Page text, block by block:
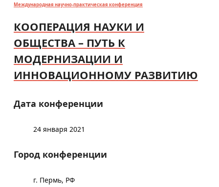
Международная научно-практическая конференция
КООПЕРАЦИЯ НАУКИ И
ОБЩЕСТВА – ПУТЬ К
МОДЕРНИЗАЦИИ И
ИННОВАЦИОННОМУ РАЗВИТИЮ
Дата конференции
24 января 2021
Город конференции
г. Пермь, РФ